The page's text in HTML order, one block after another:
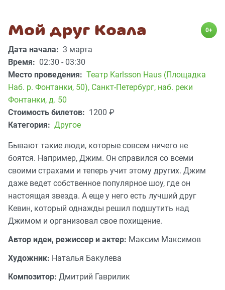
Мой друг Коала 0+
Дата начала: 3 марта
Время: 02:30 - 03:30
Место проведения: Театр Karlsson Haus (Площадка
Наб. р. Фонтанки, 50), Санкт-Петербург, наб. реки
Фонтанки, д. 50
Стоимость билетов: 1200 ₽
Категория: Другое
Бывают такие люди, которые совсем ничего не
боятся. Например, Джим. Он справился со всеми
своими страхами и теперь учит этому других. Джим
даже ведет собственное популярное шоу, где он
настоящая звезда. А еще у него есть лучший друг
Кевин, который однажды решил подшутить над
Джимом и организовал свое похищение.
Автор идеи, режиссер и актер: Максим Максимов
Художник: Наталья Бакулева
Композитор: Дмитрий Гаврилик